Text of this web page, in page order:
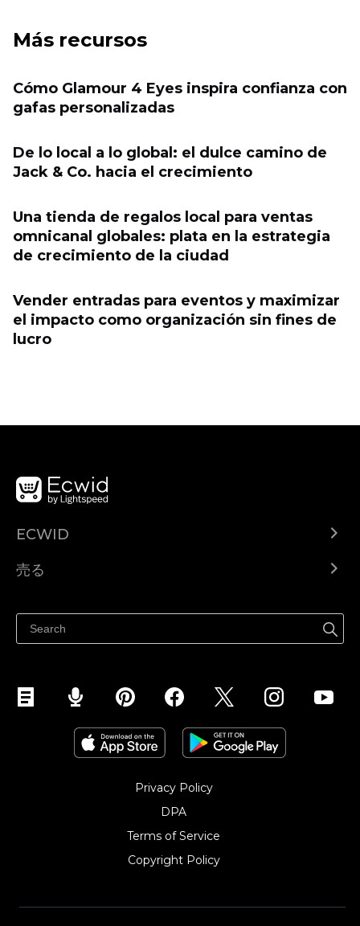
Más recursos
Cómo Glamour 4 Eyes inspira confianza con
gafas personalizadas
De lo local a lo global: el dulce camino de
Jack & Co. hacia el crecimiento
Una tienda de regalos local para ventas
omnicanal globales: plata en la estrategia
de crecimiento de la ciudad
Vender entradas para eventos y maximizar
el impacto como organización sin fines de
lucro
ECWID
ヘルプセンター
売る
Facebookで販売する
Instagramで販売する
Privacy Policy
DPA
Terms of Service
Copyright Policy‎